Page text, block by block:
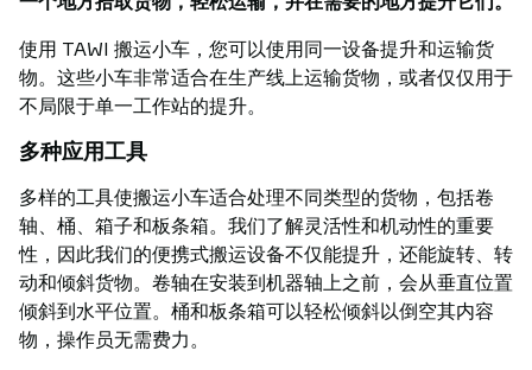
使用 TAWI 搬运小车，您可以使用同一设备提升和运输货
物。这些小车非常适合在生产线上运输货物，或者仅仅用于
不局限于单一工作站的提升。
多种应用工具
多样的工具使搬运小车适合处理不同类型的货物，包括卷
轴、桶、箱子和板条箱。我们了解灵活性和机动性的重要
性，因此我们的便携式搬运设备不仅能提升，还能旋转、转
动和倾斜货物。卷轴在安装到机器轴上之前，会从垂直位置
倾斜到水平位置。桶和板条箱可以轻松倾斜以倒空其内容
物，操作员无需费力。